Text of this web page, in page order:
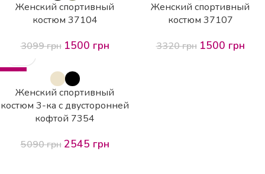
Женский спортивный
костюм 37104
3099грн 1500 грн
Женский спортивный
костюм 37107
3320грн 1500 грн
-50%
Женский спортивный
костюм 3-ка с двусторонней
кофтой 7354
5090грн 2545 грн